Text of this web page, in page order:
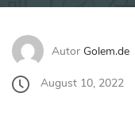
Autor Golem.de
August 10, 2022